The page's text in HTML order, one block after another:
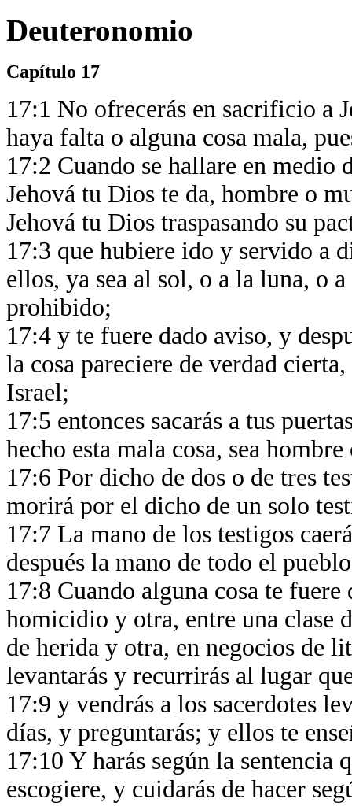
Deuteronomio
Capítulo 17
17:1 No ofrecerás en sacrificio a
haya falta o alguna cosa mala,
17:2 Cuando se hallare en medio
Jehová tu Dios te da, hombre o
Jehová tu Dios traspasando su
17:3 que hubiere ido y servido a
ellos, ya sea al sol, o a la luna, o
prohibido;
17:4 y te fuere dado aviso, y
la cosa pareciere de verdad
Israel;
17:5 entonces sacarás a tus
hecho esta mala cosa, sea
17:6 Por dicho de dos o de tres
morirá por el dicho de un solo
17:7 La mano de los testigos
después la mano de todo el
17:8 Cuando alguna cosa te
homicidio y otra, entre una clase
de herida y otra, en negocios de
levantarás y recurrirás al lugar
17:9 y vendrás a los sacerdotes
días, y preguntarás; y ellos te
17:10 Y harás según la sentencia
escogiere, y cuidarás de hacer